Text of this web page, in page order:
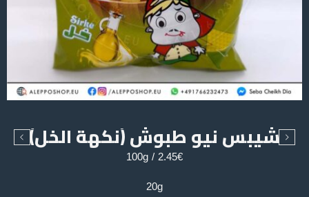
شيبس نيو طبوش (نكهة الخل)
2.45€ / 100g
20g